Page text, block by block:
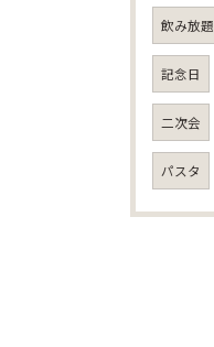
飲み放題
記念日
二次会
パスタ